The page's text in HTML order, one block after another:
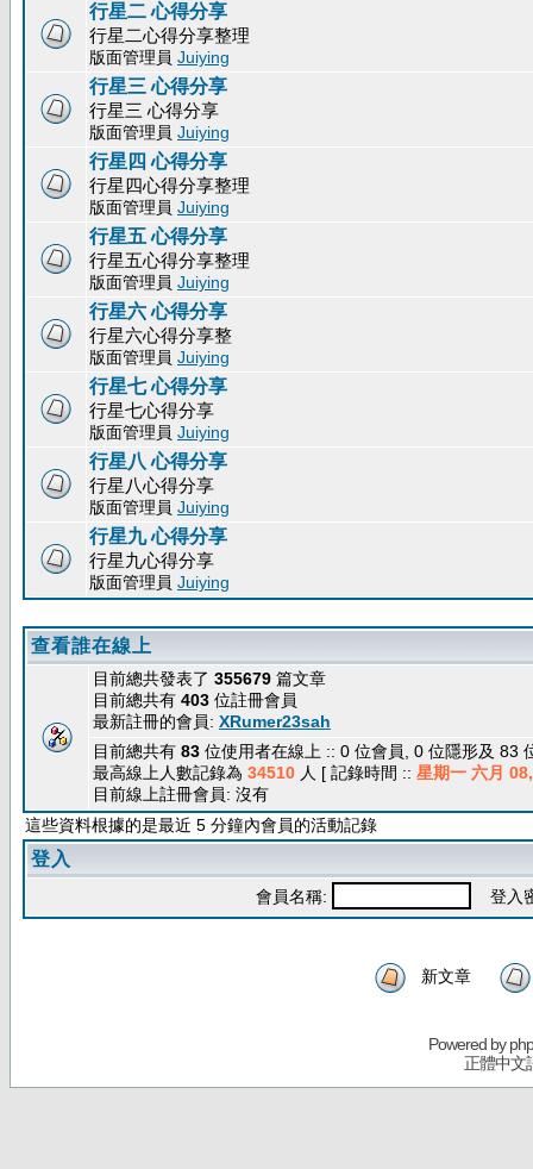
行星二 心得分享
行星二心得分享整理
版面管理員 Juiying
行星三 心得分享
行星三 心得分享
版面管理員 Juiying
行星四 心得分享
行星四心得分享整理
版面管理員 Juiying
行星五 心得分享
行星五心得分享整理
版面管理員 Juiying
行星六 心得分享
行星六心得分享整
版面管理員 Juiying
行星七 心得分享
行星七心得分享
版面管理員 Juiying
行星八 心得分享
行星八心得分享
版面管理員 Juiying
行星九 心得分享
行星九心得分享
版面管理員 Juiying
查看誰在線上
目前總共發表了 355679 篇文章
目前總共有 403 位註冊會員
最新註冊的會員: XRumer23sah
目前總共有 83 位使用者在線上 :: 0 位會員, 0 位隱形及
最高線上人數記錄為 34510 人 [ 記錄時間 :: 星期一 六月
目前線上註冊會員: 沒有
這些資料根據的是最近 5 分鐘內會員的活動記錄
登入
會員名稱: 登入
新文章
Powered by
正體中文